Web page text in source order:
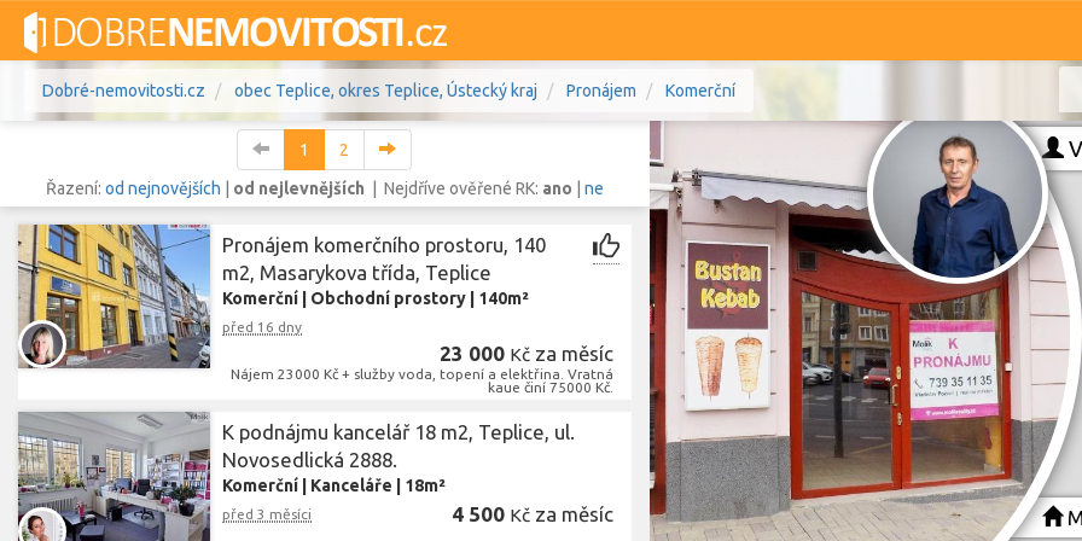
Dobré-nemovitosti.cz obec Teplice, okres Teplice, Ústecký kraj Pronájem Komerční
Vše Byty Domy Pozemky Komerční Ostatní
Lokalita Lokalita Prodej i pronájem
Typ Typ
Zobrazit1 241 nemovitostí
1
2
Řazení: od nejnovějších od nejlevnějších | Nejdříve ověřené RK: ano ne
Pronájem komerčního prostoru, 140
m2, Masarykova třída, Teplice
Komerční Obchodní prostory 140m²
před 16 dny
23 000 Kč za měsíc
Nájem 23000 Kč + služby voda, topení a elektřina. Vratná
kaue činí 75000 Kč.
K podnájmu kancelář 18 m2, Teplice, ul.
Novosedlická 2888.
Komerční Kanceláře 18m²
před 3 měsíci 4 500 Kč za měsíc